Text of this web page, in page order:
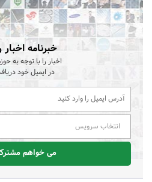
خبرنامه
اخبار را با توجه به
در ایمیل خود
انتخاب سرویس
می خواهم